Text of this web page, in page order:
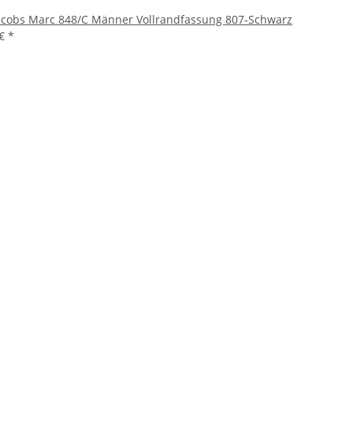
Marc 848/C Männer Vollrandfassung 807-Schwarz
*